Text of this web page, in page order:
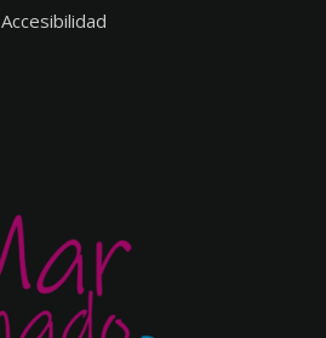
Accesibilidad